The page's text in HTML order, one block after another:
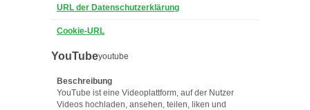
URL der Datenschutzerklärung
Cookie-URL
YouTubeyoutube
Beschreibung
YouTube ist eine Videoplattform, auf der Nutzer
Videos hochladen, ansehen, teilen, liken und